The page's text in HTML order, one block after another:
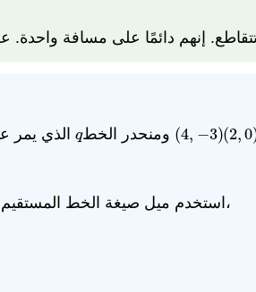
إنهم دائمًا على مسافة واحدة.
(2, 0
(2, 0)
(4, −3)
(4, −3) ومنحدر الخطq
q الذي يمر
استخدم ميل صيغة الخط ، كما يلي،